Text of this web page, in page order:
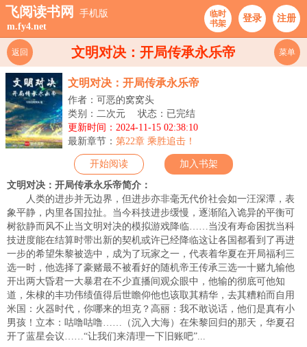
飞阅读书网
手机版
m.fy4.net
临时
书架
登录 注册
文明对决：开局传承永乐帝
返回 菜单
文明对决：开局传承永乐帝
作者：可恶的窝窝头
类别：二次元
状态：已完结
更新时间：2024-11-15 02:38:10
最新章节： 第22章 乘胜追击！
开始阅读 加入书架
文明对决：开局传承永乐帝简介：
人类的进步并无边界，但进步亦非毫无代价社会如一汪深潭，表
象平静，内里各国拉扯。当今科技进步缓慢，逐渐陷入诡异的平衡可
树欲静而风不止当文明对决的模拟游戏降临……当没有寿命困扰当科
技进度能在结算时带出新的契机或许已经降临这让各国都看到了再进
一步的希望朱黎被选中，成为了玩家之一，代表着华夏在开局福利三
选一时，他选择了豪赌最不被看好的随机帝王传承三选一十赌九输他
开出两大昏君一大暴君在不少直播间观众眼中，他输的彻底可他知
道，朱棣的丰功伟绩值得后世瞻仰他也该取其精华，去其糟粕而自用
米国：火器时代，你哪来的坦克？高丽：我不敢说话，他们是真有小
男孩！立本：咕噜咕噜……（沉入大海）在朱黎回归的那天，华夏召
开了蓝星会议……“让我们来清理一下旧账吧”...